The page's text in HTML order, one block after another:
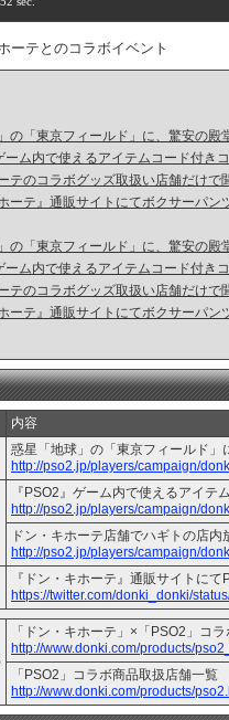
ーテとのコラボイベント
の「東京フィールド」に、驚安の殿
ーム内で使えるアイテムコード付き
テのコラボグッズ取扱い店舗だけで
ーテ』通販サイトにてボクサーパン
の「東京フィールド」に、驚安の殿
ーム内で使えるアイテムコード付き
テのコラボグッズ取扱い店舗だけで
ーテ』通販サイトにてボクサーパン
内容
惑星「地球」の「東京フィールド」
http://pso2.jp/players/campaign/
『PSO2』ゲーム内で使えるアイテ
http://pso2.jp/players/campaign/
ドン・キホーテ店舗でハギトの店内
http://pso2.jp/players/campaign/
『ドン・キホーテ』通販サイトに
https://twitter.com/donki_donki/
「ドン・キホーテ」×「PSO2」コラ
http://www.donki.com/products/
「PSO2」コラボ商品取扱店舗一覧
http://www.donki.com/products/